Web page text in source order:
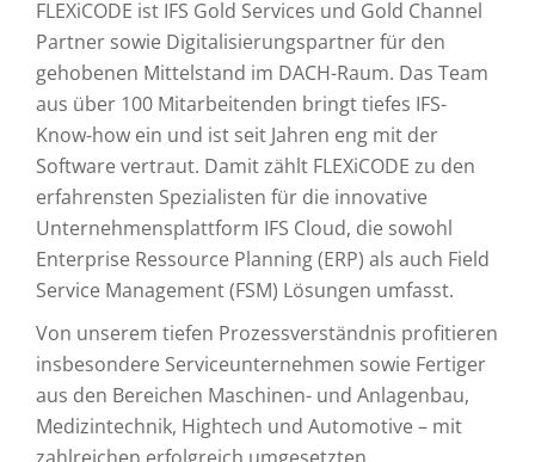
FLEXiCODE ist IFS Gold Services und Gold Channel
Partner sowie Digitalisierungspartner für den
gehobenen Mittelstand im DACH-Raum. Das Team
aus über 100 Mitarbeitenden bringt tiefes IFS-
Know-how ein und ist seit Jahren eng mit der
Software vertraut. Damit zählt FLEXiCODE zu den
erfahrensten Spezialisten für die innovative
Unternehmensplattform IFS Cloud, die sowohl
Enterprise Ressource Planning (ERP) als auch Field
Service Management (FSM) Lösungen umfasst.
Von unserem tiefen Prozessverständnis profitieren
insbesondere Serviceunternehmen sowie Fertiger
aus den Bereichen Maschinen- und Anlagenbau,
Medizintechnik, Hightech und Automotive – mit